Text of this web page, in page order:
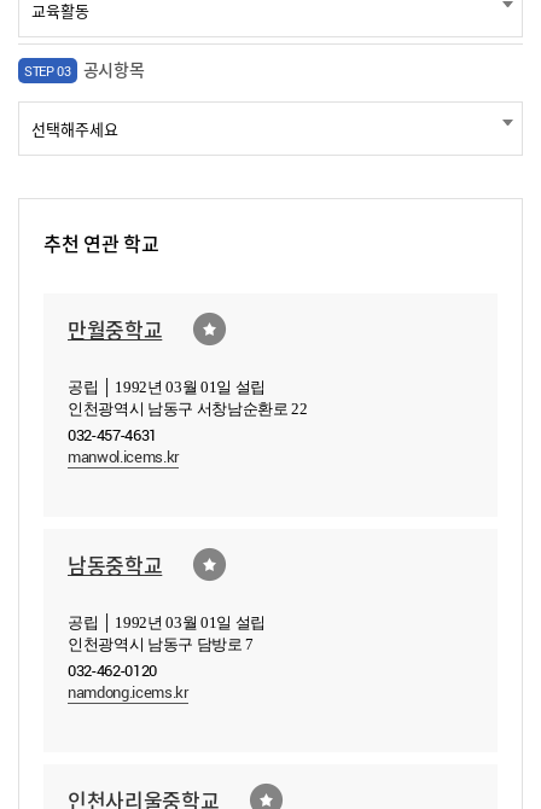
STEP 03 공시항목
추천 연관 학교
만월중학교
공립 │ 1992년 03월 01일 설립
인천광역시 남동구 서창남순환로 22
032-457-4631
manwol.icems.kr
남동중학교
공립 │ 1992년 03월 01일 설립
인천광역시 남동구 담방로 7
032-462-0120
namdong.icems.kr
인천사리울중학교